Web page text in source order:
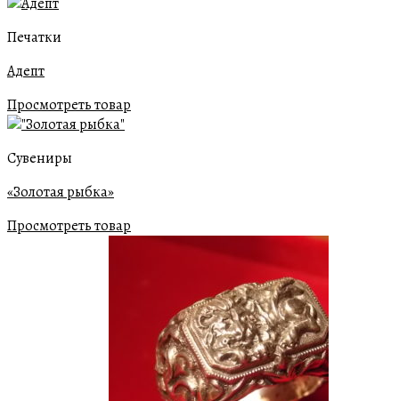
Печатки
Адепт
Просмотреть товар
Сувениры
«Золотая рыбка»
Просмотреть товар